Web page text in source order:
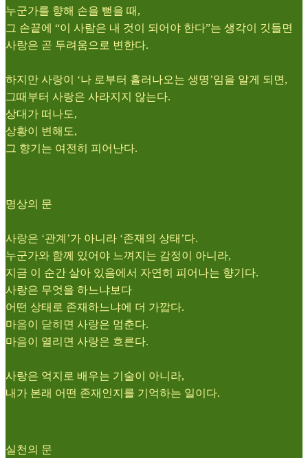
누군가를 향해 손을 뻗을 때,
그 손끝에 “이 사람은 내 것이 되어야 한다”는 생각이 깃들면
사랑은 곧 두려움으로 변한다.
하지만 사랑이 ‘나 로부터 흘러나오는 생명’임을 알게 되면,
그때부터 사랑은 사라지지 않는다.
상대가 떠나도,
상황이 변해도,
그 향기는 여전히 피어난다.
명상의 문
사랑은 ‘관계’가 아니라 ‘존재의 상태’다.
누군가와 함께 있어야 느껴지는 감정이 아니라,
지금 이 순간 살아 있음에서 자연히 피어나는 향기다.
사랑은 무엇을 하느냐보다
어떤 상태로 존재하느냐에 더 가깝다.
마음이 닫히면 사랑은 멈춘다.
마음이 열리면 사랑은 흐른다.
사랑은 억지로 배우는 기술이 아니라,
내가 본래 어떤 존재인지를 기억하는 일이다.
실천의 문